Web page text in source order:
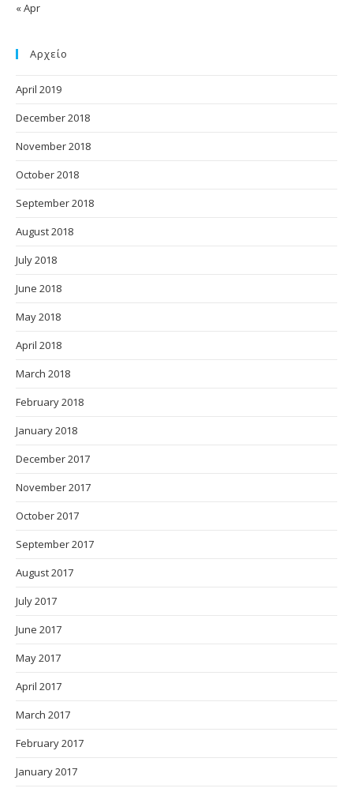
« Apr
Αρχείο
April 2019
December 2018
November 2018
October 2018
September 2018
August 2018
July 2018
June 2018
May 2018
April 2018
March 2018
February 2018
January 2018
December 2017
November 2017
October 2017
September 2017
August 2017
July 2017
June 2017
May 2017
April 2017
March 2017
February 2017
January 2017